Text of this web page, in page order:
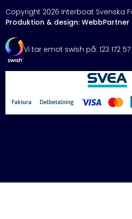
Copyright 2026 Interboat Svenska
Produktion & design: WebbPartner
Vi tar emot swish på: 123 172